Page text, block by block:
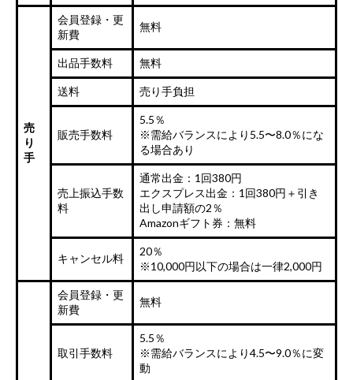
売
り
手
会員登録・更
新費
無料
出品手数料 無料
送料 売り手負担
販売手数料
5.5％
※需給バランスにより5.5〜8.0％にな
る場合あり
売上振込手数
料
通常出金：1回380円
エクスプレス出金：1回380円＋引き
出し申請額の2％
Amazonギフト券：無料
キャンセル料
20％
※10,000円以下の場合は一律2,000円
会員登録・更
新費
無料
取引手数料
5.5％
※需給バランスにより4.5〜9.0％に変
動